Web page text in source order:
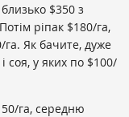
$350 з
ріпак $180/га,
га. Як бачите, дуже
соя, у яких по $100/
га, середню